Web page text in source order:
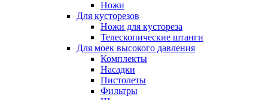
Ножи
Для кусторезов
Ножи для кустореза
Телескопические штанги
Для моек высокого давления
Комплекты
Насадки
Пистолеты
Фильтры